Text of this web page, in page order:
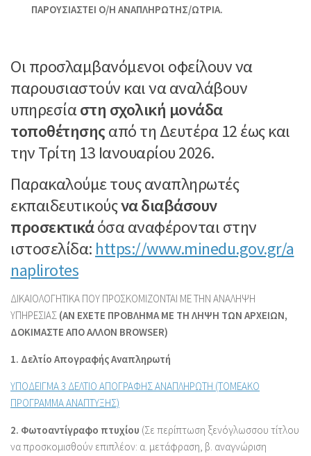
ΠΑΡΟΥΣΙΑΣΤΕΙ Ο/Η ΑΝΑΠΛΗΡΩΤΗΣ/ΩΤΡΙΑ.
Οι προσλαμβανόμενοι οφείλουν να
παρουσιαστούν και να αναλάβουν
υπηρεσίαστη σχολική μονάδα
τοποθέτησηςαπό τη Δευτέρα 12 έως και
την Τρίτη 13 Ιανουαρίου 2026.
Παρακαλούμε τους αναπληρωτές
εκπαιδευτικούςνα διαβάσουν
προσεκτικάόσα αναφέρονται στην
ιστοσελίδα: https://www.minedu.gov.gr/a
naplirotes
ΔΙΚΑΙΟΛΟΓΗΤΙΚΑ ΠΟΥ ΠΡΟΣΚΟΜΙΖΟΝΤΑΙ ΜΕ ΤΗΝ ΑΝΑΛΗΨΗ
ΥΠΗΡΕΣΙΑΣ (ΑΝ ΕΧΕΤΕ ΠΡΟΒΛΗΜΑ ΜΕ ΤΗ ΛΗΨΗ ΤΩΝ ΑΡΧΕΙΩΝ,
ΔΟΚΙΜΑΣΤΕ ΑΠΟ ΑΛΛΟΝ BROWSER)
1. Δελτίο Απογραφής Αναπληρωτή
ΥΠΟΔΕΙΓΜΑ 3 ΔΕΛΤΙΟ ΑΠΟΓΡΑΦΗΣ ΑΝΑΠΛΗΡΩΤΗ (ΤΟΜΕΑΚΟ
ΠΡΟΓΡΑΜΜΑ ΑΝΑΠΤΥΞΗΣ)
2. Φωτοαντίγραφο πτυχίου (Σε περίπτωση ξενόγλωσσου τίτλου
να προσκομισθούν επιπλέον: α. μετάφραση, β. αναγνώριση